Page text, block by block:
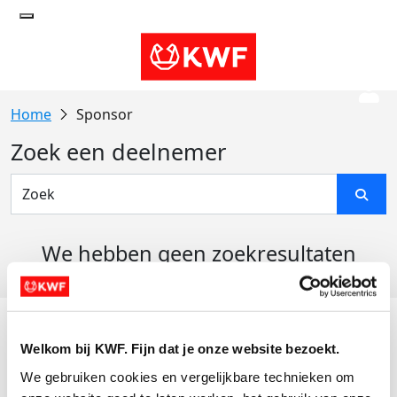
Welkom bij KWF. Fijn dat je onze website bezoekt.
We gebruiken cookies en vergelijkbare technieken om
Sponsor
Zoek een deelnemer
We hebben geen zoekresultaten
Actiematerialen
Evenementen